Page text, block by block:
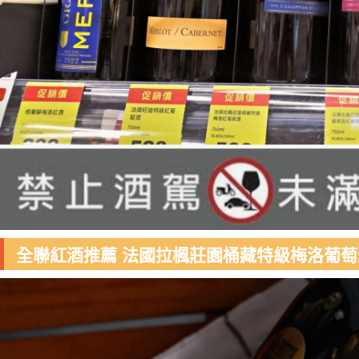
全聯紅酒推薦 法國拉楓莊園桶藏特級梅洛葡